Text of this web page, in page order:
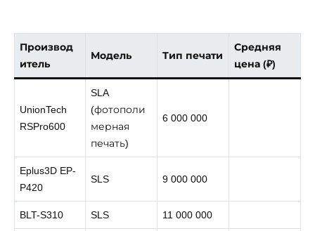
Производ
итель
Модель Тип печати
Средняя
цена (₽)
UnionTech
RSPro600
SLA
(фотополи
мерная
печать)
6 000 000
Eplus3D EP-
P420
SLS 9 000 000
BLT-S310 SLS 11 000 000